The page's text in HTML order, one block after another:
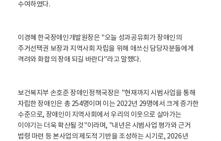
수여하였다.
이경혜 한국장애인개발원장은 "오늘 성과공유회가 장애인의
주거선택권 보장과 지역사회 자립을 위해 애쓰신 담당자분들에게
격려와 화합의 장애 되길 바란다"라고 말했다.
보건복지부 손호준 장애인정책국장은 "현재까지 시범사업을 통해
자립한 장애인은 총 254명이며 이는 2022년 29명에서 크게 증가한
수준으로, 장애인이 지역사회에서 우리의 이웃으로 살아가는
이야기는 더욱 확산될 것"이라며, "내년은 시범사업 평가와 근거
법령 마련 등 본사업의 제도적 기반을 조성하는 시기로, 2026년